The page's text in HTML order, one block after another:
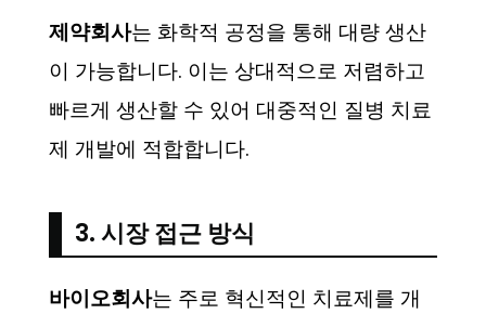
제약회사는 화학적 공정을 통해 대량 생산
이 가능합니다. 이는 상대적으로 저렴하고
빠르게 생산할 수 있어 대중적인 질병 치료
제 개발에 적합합니다.
3. 시장 접근 방식
바이오회사는 주로 혁신적인 치료제를 개